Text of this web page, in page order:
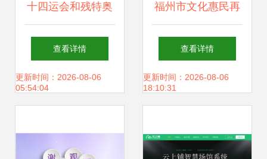
十四运会和残特奥
会城市志愿者线上
报名启动 文化场馆
来
查看详情
更新时间：2026-08-06
05:54:04
福州市文化惠民再
升级 20多个文化场
馆免费开放，文化
查看详情
更新时间：2026-08-06
18:10:31